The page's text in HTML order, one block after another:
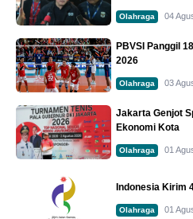
Olahraga 04
PBVSI Panggil
2026
Olahraga 03
Jakarta Genjot
Ekonomi Kota
Olahraga 01
Indonesia Kirim
Olahraga 01